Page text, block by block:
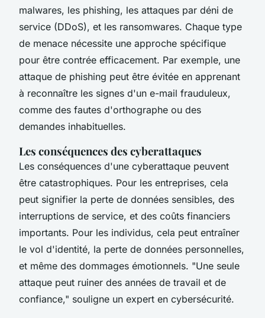
malwares, les phishing, les attaques par déni de
service (DDoS), et les ransomwares. Chaque type
de menace nécessite une approche spécifique
pour être contrée efficacement. Par exemple, une
attaque de phishing peut être évitée en apprenant
à reconnaître les signes d'un e-mail frauduleux,
comme des fautes d'orthographe ou des
demandes inhabituelles.
Les conséquences des cyberattaques
Les conséquences d'une cyberattaque peuvent
être catastrophiques. Pour les entreprises, cela
peut signifier la perte de données sensibles, des
interruptions de service, et des coûts financiers
importants. Pour les individus, cela peut entraîner
le vol d'identité, la perte de données personnelles,
et même des dommages émotionnels. "Une seule
attaque peut ruiner des années de travail et de
confiance," souligne un expert en cybersécurité.